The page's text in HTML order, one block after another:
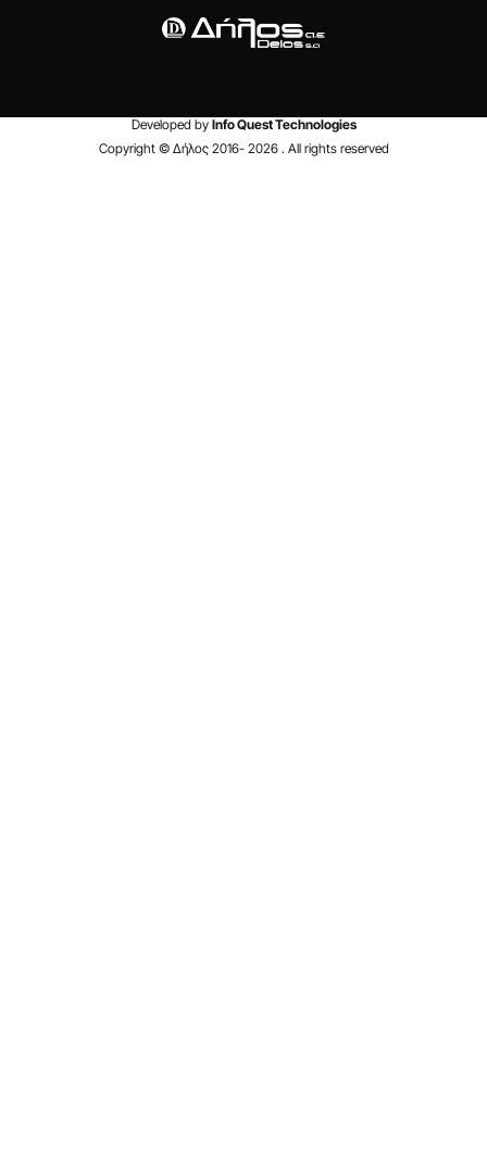
Developed by Info Quest Technologies
Copyright © Δήλος 2016- 2026. All rights reserved